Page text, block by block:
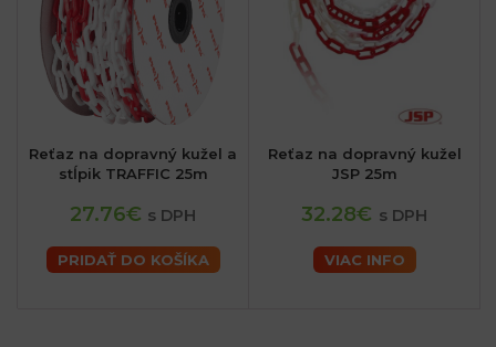
Reťaz na dopravný kužel a
stĺpik TRAFFIC 25m
27.76€ s DPH
PRIDAŤ DO KOŠÍKA
Reťaz na dopravný kužel
JSP 25m
32.28€ s DPH
VIAC INFO